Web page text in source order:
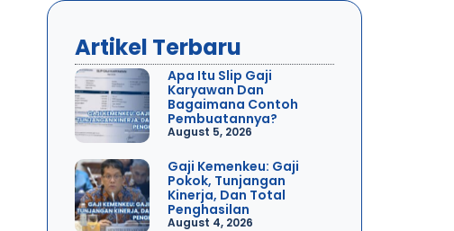
Artikel Terbaru
Apa Itu Slip Gaji
Karyawan Dan
Bagaimana Contoh
Pembuatannya?
August 5, 2026
Gaji Kemenkeu: Gaji
Pokok, Tunjangan
Kinerja, Dan Total
Penghasilan
August 4, 2026